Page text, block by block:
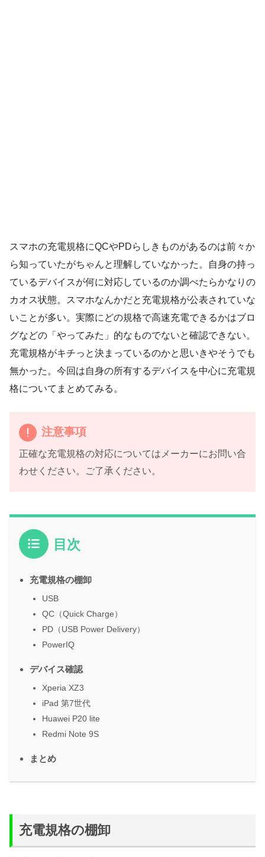
スマホの充電規格にQCやPDらしきものがあるのは前々か
ら知っていたがちゃんと理解していなかった。自身の持っ
ているデバイスが何に対応しているのか調べたらかなりの
カオス状態。スマホなんかだと充電規格が公表されていな
いことが多い。実際にどの規格で高速充電できるかはブロ
グなどの「やってみた」的なものでないと確認できない。
充電規格がキチっと決まっているのかと思いきやそうでも
無かった。今回は自身の所有するデバイスを中心に充電規
格についてまとめてみる。
注意事項
正確な充電規格の対応についてはメーカーにお問い合
わせください。ご了承ください。
目次
充電規格の棚卸
USB
QC（Quick Charge）
PD（USB Power Delivery）
PowerIQ
デバイス確認
Xperia XZ3
iPad 第7世代
Huawei P20 lite
Redmi Note 9S
まとめ
充電規格の棚卸